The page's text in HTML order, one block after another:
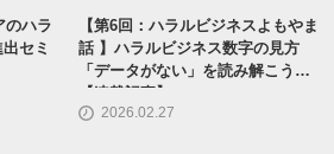
のハラ
セミ
【第6回：ハラルビジネスよもやま
話 】ハラルビジネス数字の見方
「データがない」を読み解こう
【連載記事】
2026.02.27